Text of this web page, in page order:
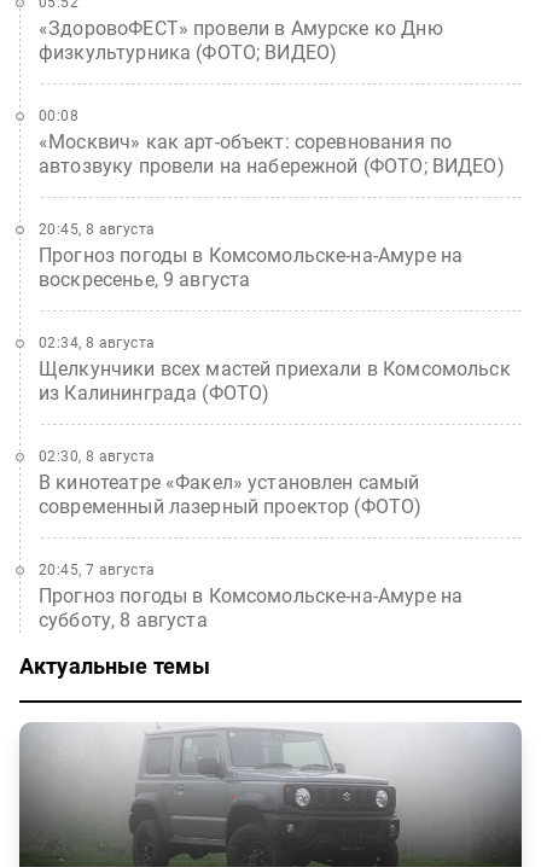
«ЗдоровоФЕСТ» провели в Амурске ко Дню
физкультурника (ФОТО; ВИДЕО)
«Москвич» как арт-объект: соревнования по
автозвуку провели на набережной (ФОТО; ВИДЕО)
00:08
Прогноз погоды в Комсомольске-на-Амуре на
воскресенье, 9 августа
20:45, 8 августа
Щелкунчики всех мастей приехали в Комсомольск
из Калининграда (ФОТО)
02:34, 8 августа
В кинотеатре «Факел» установлен самый
современный лазерный проектор (ФОТО)
02:30, 8 августа
Прогноз погоды в Комсомольске-на-Амуре на
субботу, 8 августа
20:45, 7 августа
Актуальные темы